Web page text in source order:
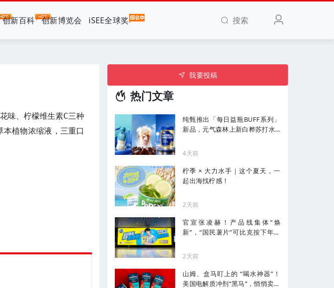
创新百科 创新博览会 iSEE全球奖 搜索
味、柠檬维生素C三种
植物浓缩液，三重口
我要投稿
热门文章
纯甄推出「每日益瓶BUFF系列」
新品，元气森林上新白桦苏打水...
4天前
柠季 × 大力水手｜这个夏天，一
起出海找柠感！
2天前
官宣张凌赫！产品线集体“焕
新”，“国民薯片”可比克按下年轻
2天前
山姆、盒马盯上的 “喝水神器”！
美国电解质冲剂“黑马”，悄悄卖了